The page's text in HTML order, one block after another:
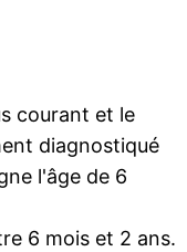
courant et le
diagnostiqué
l'âge de 6
6 mois et 2 ans.